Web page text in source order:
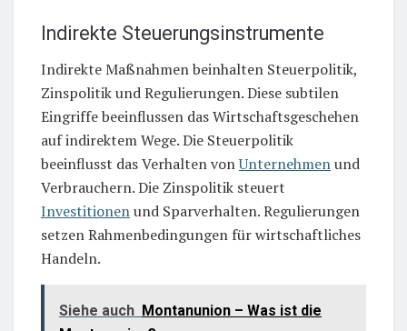
Indirekte Steuerungsinstrumente
Indirekte Maßnahmen beinhalten Steuerpolitik,
Zinspolitik und Regulierungen. Diese subtilen
Eingriffe beeinflussen das Wirtschaftsgeschehen
auf indirektem Wege. Die Steuerpolitik
beeinflusst das Verhalten vonUnternehmenund
Verbrauchern. Die Zinspolitik steuert
Investitionenund Sparverhalten. Regulierungen
setzen Rahmenbedingungen für wirtschaftliches
Handeln.
Siehe auch Montanunion – Was ist die